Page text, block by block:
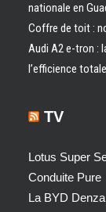
nationale en
Coffre de toit :
Audi A2 e-tron :
l’efficience totale
TV
Lotus Super
Conduite Pure
La BYD